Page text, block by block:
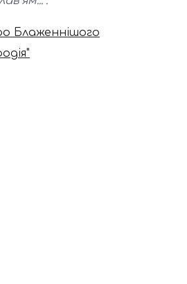
Блаженнішого